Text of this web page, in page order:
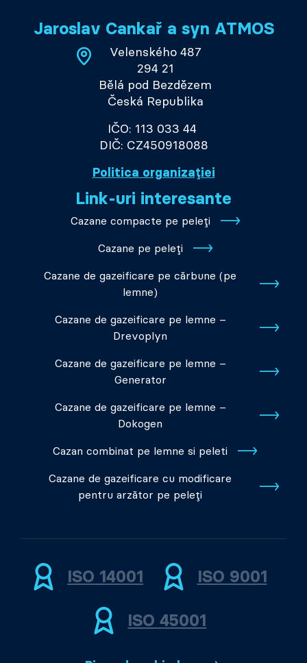
Jaroslav Cankař a syn ATMOS
Velenského 487
294 21
Bělá pod Bezdězem
Česká Republika
IČO: 113 033 44
DIČ: CZ450918088
Politica organizației
Link-uri interesante
Cazane compacte pe peleți
Cazane pe peleți
Cazane de gazeificare pe cărbune (pe
lemne)
Cazane de gazeificare pe lemne –
Drevoplyn
Cazane de gazeificare pe lemne –
Generator
Cazane de gazeificare pe lemne –
Dokogen
Cazan combinat pe lemne si peleti
Cazane de gazeificare cu modificare
pentru arzător pe peleți
ISO 14001 ISO 9001
ISO 45001